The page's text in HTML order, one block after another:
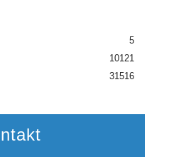
5
10121
31516